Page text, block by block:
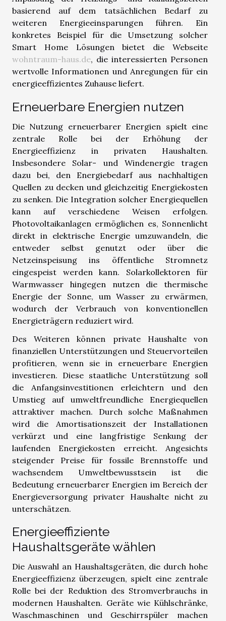
basierend auf dem tatsächlichen Bedarf zu
weiteren Energieeinsparungen führen. Ein
konkretes Beispiel für die Umsetzung solcher
Smart Home Lösungen bietet die Webseite
wohntraum-haus.de, die interessierten Personen
wertvolle Informationen und Anregungen für ein
energieeffizientes Zuhause liefert.
Erneuerbare Energien nutzen
Die Nutzung erneuerbarer Energien spielt eine
zentrale Rolle bei der Erhöhung der
Energieeffizienz in privaten Haushalten.
Insbesondere Solar- und Windenergie tragen
dazu bei, den Energiebedarf aus nachhaltigen
Quellen zu decken und gleichzeitig Energiekosten
zu senken. Die Integration solcher Energiequellen
kann auf verschiedene Weisen erfolgen.
Photovoltaikanlagen ermöglichen es, Sonnenlicht
direkt in elektrische Energie umzuwandeln, die
entweder selbst genutzt oder über die
Netzeinspeisung ins öffentliche Stromnetz
eingespeist werden kann. Solarkollektoren für
Warmwasser hingegen nutzen die thermische
Energie der Sonne, um Wasser zu erwärmen,
wodurch der Verbrauch von konventionellen
Energieträgern reduziert wird.
Des Weiteren können private Haushalte von
finanziellen Unterstützungen und Steuervorteilen
profitieren, wenn sie in erneuerbare Energien
investieren. Diese staatliche Unterstützung soll
die Anfangsinvestitionen erleichtern und den
Umstieg auf umweltfreundliche Energiequellen
attraktiver machen. Durch solche Maßnahmen
wird die Amortisationszeit der Installationen
verkürzt und eine langfristige Senkung der
laufenden Energiekosten erreicht. Angesichts
steigender Preise für fossile Brennstoffe und
wachsendem Umweltbewusstsein ist die
Bedeutung erneuerbarer Energien im Bereich der
Energieversorgung privater Haushalte nicht zu
unterschätzen.
Energieeffiziente
Haushaltsgeräte wählen
Die Auswahl an Haushaltsgeräten, die durch hohe
Energieeffizienz überzeugen, spielt eine zentrale
Rolle bei der Reduktion des Stromverbrauchs in
modernen Haushalten. Geräte wie Kühlschränke,
Waschmaschinen und Geschirrspüler machen